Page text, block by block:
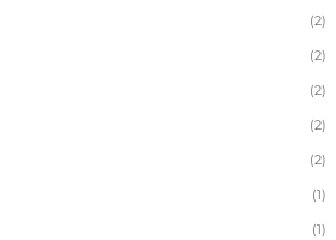
(2)
(2)
(2)
(2)
(2)
(1)
(1)